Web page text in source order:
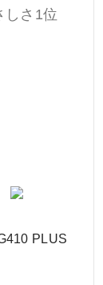
しさ1位
PLUS